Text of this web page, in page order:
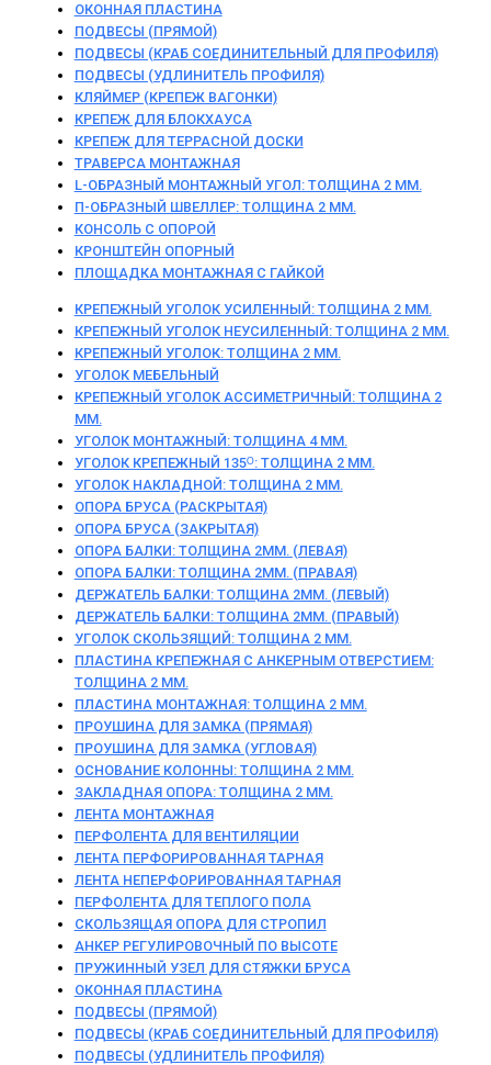
ОКОННАЯ ПЛАСТИНА
ПОДВЕСЫ (ПРЯМОЙ)
ПОДВЕСЫ (КРАБ СОЕДИНИТЕЛЬНЫЙ ДЛЯ ПРОФИЛЯ)
ПОДВЕСЫ (УДЛИНИТЕЛЬ ПРОФИЛЯ)
КЛЯЙМЕР (КРЕПЕЖ ВАГОНКИ)
КРЕПЕЖ ДЛЯ БЛОКХАУСА
КРЕПЕЖ ДЛЯ ТЕРРАСНОЙ ДОСКИ
ТРАВЕРСА МОНТАЖНАЯ
L-ОБРАЗНЫЙ МОНТАЖНЫЙ УГОЛ: ТОЛЩИНА 2 ММ.
П-ОБРАЗНЫЙ ШВЕЛЛЕР: ТОЛЩИНА 2 ММ.
КОНСОЛЬ С ОПОРОЙ
КРОНШТЕЙН ОПОРНЫЙ
ПЛОЩАДКА МОНТАЖНАЯ С ГАЙКОЙ
КРЕПЕЖНЫЙ УГОЛОК УСИЛЕННЫЙ: ТОЛЩИНА 2 ММ.
КРЕПЕЖНЫЙ УГОЛОК НЕУСИЛЕННЫЙ: ТОЛЩИНА 2 ММ.
КРЕПЕЖНЫЙ УГОЛОК: ТОЛЩИНА 2 ММ.
УГОЛОК МЕБЕЛЬНЫЙ
КРЕПЕЖНЫЙ УГОЛОК АССИМЕТРИЧНЫЙ: ТОЛЩИНА 2
ММ.
УГОЛОК МОНТАЖНЫЙ: ТОЛЩИНА 4 ММ.
УГОЛОК КРЕПЕЖНЫЙ 135ᴼ: ТОЛЩИНА 2 ММ.
УГОЛОК НАКЛАДНОЙ: ТОЛЩИНА 2 ММ.
ОПОРА БРУСА (РАСКРЫТАЯ)
ОПОРА БРУСА (ЗАКРЫТАЯ)
ОПОРА БАЛКИ: ТОЛЩИНА 2ММ. (ЛЕВАЯ)
ОПОРА БАЛКИ: ТОЛЩИНА 2ММ. (ПРАВАЯ)
ДЕРЖАТЕЛЬ БАЛКИ: ТОЛЩИНА 2ММ. (ЛЕВЫЙ)
ДЕРЖАТЕЛЬ БАЛКИ: ТОЛЩИНА 2ММ. (ПРАВЫЙ)
УГОЛОК СКОЛЬЗЯЩИЙ: ТОЛЩИНА 2 ММ.
ПЛАСТИНА КРЕПЕЖНАЯ С АНКЕРНЫМ ОТВЕРСТИЕМ:
ТОЛЩИНА 2 ММ.
ПЛАСТИНА МОНТАЖНАЯ: ТОЛЩИНА 2 ММ.
ПРОУШИНА ДЛЯ ЗАМКА (ПРЯМАЯ)
ПРОУШИНА ДЛЯ ЗАМКА (УГЛОВАЯ)
ОСНОВАНИЕ КОЛОННЫ: ТОЛЩИНА 2 ММ.
ЗАКЛАДНАЯ ОПОРА: ТОЛЩИНА 2 ММ.
ЛЕНТА МОНТАЖНАЯ
ПЕРФОЛЕНТА ДЛЯ ВЕНТИЛЯЦИИ
ЛЕНТА ПЕРФОРИРОВАННАЯ ТАРНАЯ
ЛЕНТА НЕПЕРФОРИРОВАННАЯ ТАРНАЯ
ПЕРФОЛЕНТА ДЛЯ ТЕПЛОГО ПОЛА
СКОЛЬЗЯЩАЯ ОПОРА ДЛЯ СТРОПИЛ
АНКЕР РЕГУЛИРОВОЧНЫЙ ПО ВЫСОТЕ
ПРУЖИННЫЙ УЗЕЛ ДЛЯ СТЯЖКИ БРУСА
ОКОННАЯ ПЛАСТИНА
ПОДВЕСЫ (ПРЯМОЙ)
ПОДВЕСЫ (КРАБ СОЕДИНИТЕЛЬНЫЙ ДЛЯ ПРОФИЛЯ)
ПОДВЕСЫ (УДЛИНИТЕЛЬ ПРОФИЛЯ)